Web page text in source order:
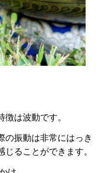
は波動です。
の振動は非常にはっき
ることができます。